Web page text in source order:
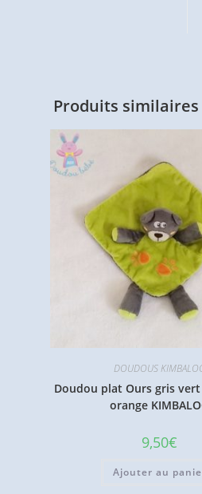
Produits similaires
DOUDOUS
Doudou plat Ours gris
orange
9,50€
Ajouter au